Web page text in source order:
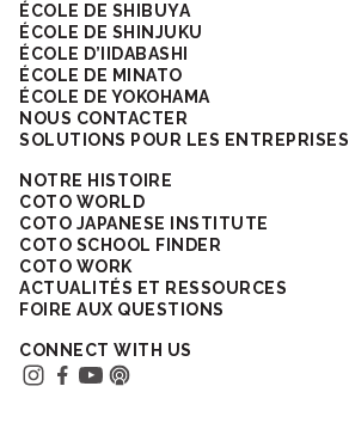
ÉCOLE DE SHIBUYA
ÉCOLE DE SHINJUKU
ÉCOLE D’IIDABASHI
ÉCOLE DE MINATO
ÉCOLE DE YOKOHAMA
NOUS CONTACTER
SOLUTIONS POUR LES ENTREPRISES
NOTRE HISTOIRE
COTO WORLD
COTO JAPANESE INSTITUTE
COTO SCHOOL FINDER
COTO WORK
ACTUALITÉS ET RESSOURCES
FOIRE AUX QUESTIONS
CONNECT WITH US